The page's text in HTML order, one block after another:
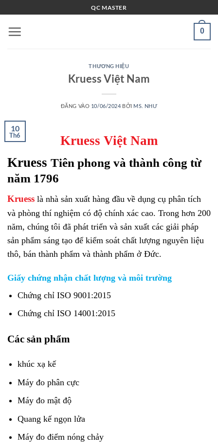
qua
nội
QC MASTER
0
THƯƠNG HIỆU
Kruess Việt Nam
ĐĂNG VÀO 10/06/2024 BỞI MS. NHƯ
10
Th6
Kruess Việt Nam
Kruess Tiên phong và thành công từ
năm 1796
Kruess là nhà sản xuất hàng đầu về dụng cụ phân tích
và phòng thí nghiệm có độ chính xác cao. Trong hơn 200
năm, chúng tôi đã phát triển và sản xuất các giải pháp
sản phẩm sáng tạo để kiểm soát chất lượng nguyên liệu
thô, bán thành phẩm và thành phẩm ở Đức.
Giấy chứng nhận chất lượng và môi trường
Chứng chỉ ISO 9001:2015
Chứng chỉ ISO 14001:2015
Các sản phẩm
khúc xạ kế
Máy đo phân cực
Máy đo mật độ
Quang kế ngọn lửa
Máy đo điểm nóng chảy